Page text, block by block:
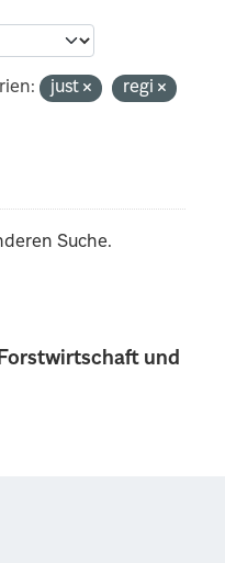
und
just
regi
Suche.